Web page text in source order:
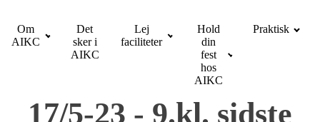
Om
AIKC
Det
sker i
AIKC
Lej
faciliteter
Hold
din
fest
hos
AIKC
Praktisk
17/5-23 - 9.kl. sidste